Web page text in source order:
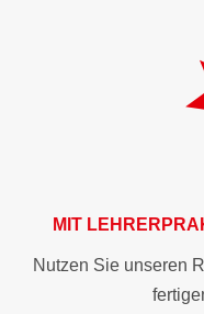
MIT
Nutzen Sie unseren